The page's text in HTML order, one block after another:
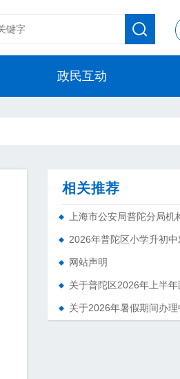
󦌉
政民互动
相关推荐
上海市公安局普陀分局机
2026年普陀区小学升初中
网站声明
关于2026年暑假期间办